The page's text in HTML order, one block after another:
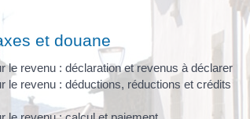
et douane
le revenu : déclaration et revenus à déclarer
le revenu : déductions, réductions et crédits